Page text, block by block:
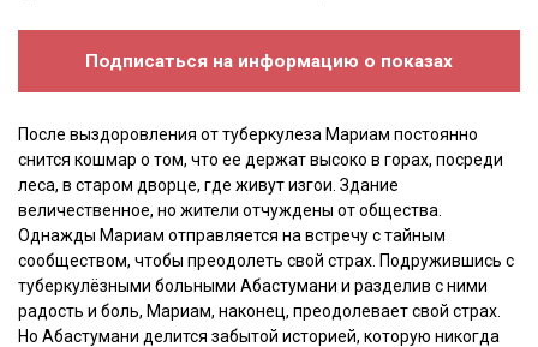
Подписаться на информацию о показах
После выздоровления от туберкулеза Мариам постоянно
снится кошмар о том, что ее держат высоко в горах, посреди
леса, в старом дворце, где живут изгои. Здание
величественное, но жители отчуждены от общества.
Однажды Мариам отправляется на встречу с тайным
сообществом, чтобы преодолеть свой страх. Подружившись с
туберкулёзными больными Абастумани и разделив с ними
радость и боль, Мариам, наконец, преодолевает свой страх.
Но Абастумани делится забытой историей, которую никогда